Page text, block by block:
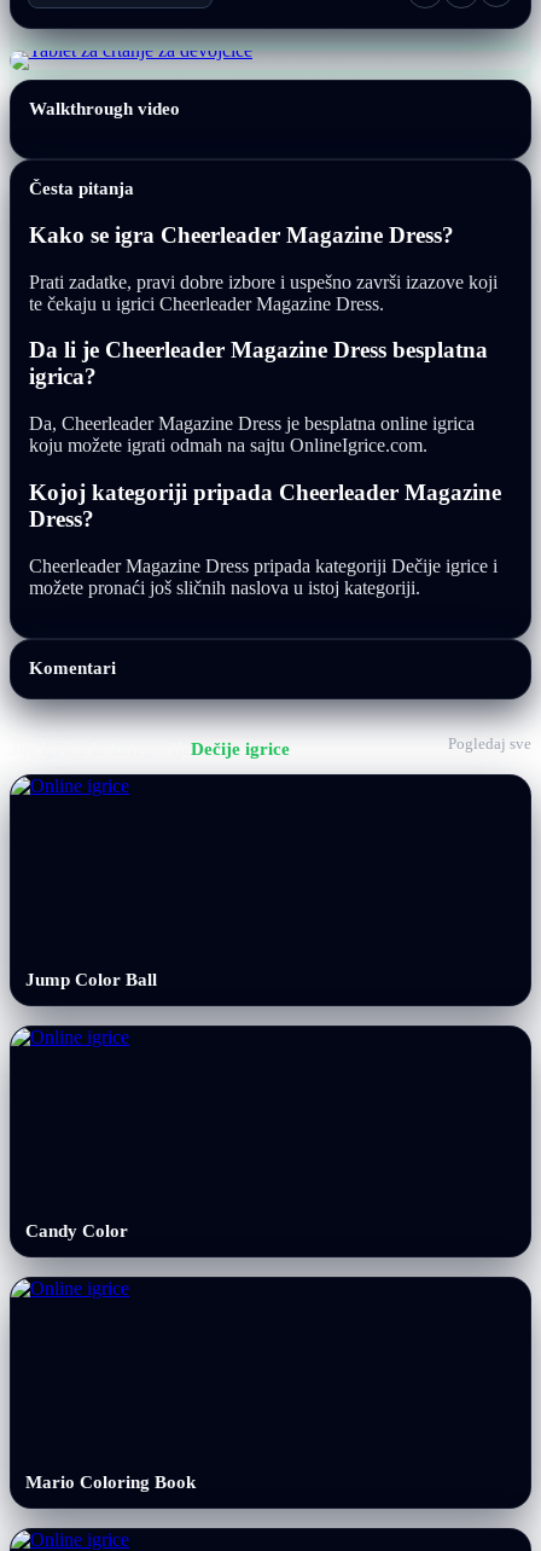
Walkthrough video
Česta pitanja
Kako se igra Cheerleader Magazine Dress?
Prati zadatke, pravi dobre izbore i uspešno završi izazove koji
te čekaju u igrici Cheerleader Magazine Dress.
Da li je Cheerleader Magazine Dress besplatna
igrica?
Da, Cheerleader Magazine Dress je besplatna online igrica
koju možete igrati odmah na sajtu OnlineIgrice.com.
Kojoj kategoriji pripada Cheerleader Magazine
Dress?
Cheerleader Magazine Dress pripada kategoriji Dečije igrice i
možete pronaći još sličnih naslova u istoj kategoriji.
Komentari
Dečije igrice Pogledaj sve
Jump Color Ball
Candy Color
Mario Coloring Book